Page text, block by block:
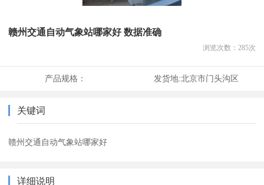
赣州交通自动气象站哪家好 数据准确
浏览次数： 285次
产品规格： 发货地:北京市门头沟区
关键词
赣州交通自动气象站哪家好
详细说明